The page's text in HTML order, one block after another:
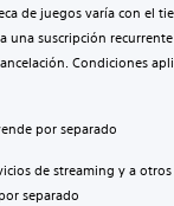
de juegos varía con el
una suscripción
Condiciones
por separado
de streaming y a
separado